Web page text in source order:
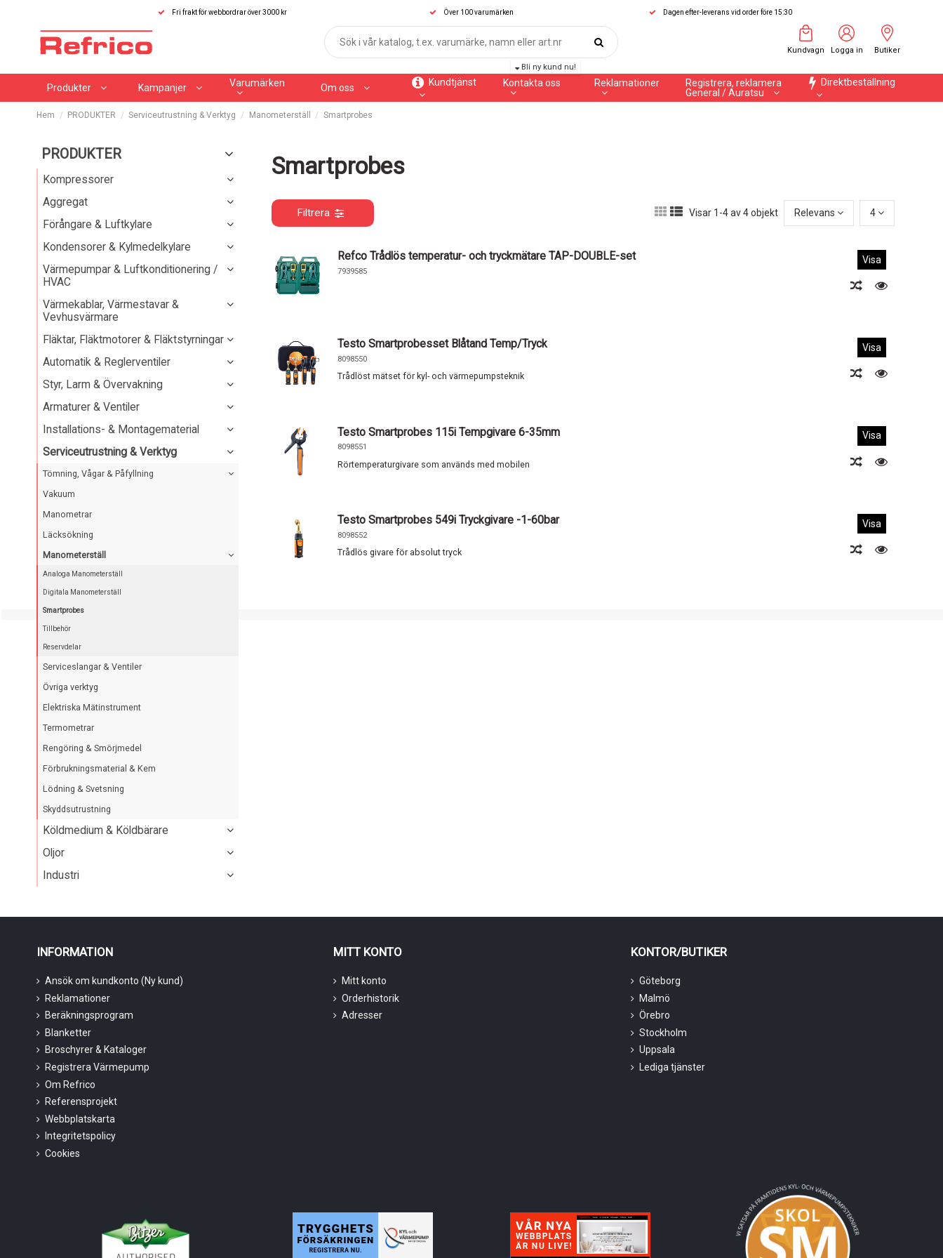
Fri frakt för webbordrar över 3000 kr Över 100 varumärken Dagen efter-leverans vid order före 15:30
Kundvagn Logga in Butiker
Produkter Kampanjer Varumärken Om oss
Kundtjänst Kontakta oss
Bli ny kund nu!
Reklamationer
Registrera, reklamera
General / Auratsu
Direktbeställning
Hem PRODUKTER Serviceutrustning & Verktyg Manometerställ Smartprobes
Smartprobes
Filtrera Visar 1-4 av 4 objekt Relevans 4
Refco Trådlös temperatur- och tryckmätare TAP-DOUBLE-set
7939585
Visa
Testo Smartprobesset Blåtand Temp/Tryck
8098550
Trådlöst mätset för kyl- och värmepumpsteknik
Visa
Testo Smartprobes 115i Tempgivare 6-35mm
8098551
Rörtemperaturgivare som används med mobilen
Visa
Testo Smartprobes 549i Tryckgivare -1-60bar
8098552
Trådlös givare för absolut tryck
Visa
PRODUKTER
Kompressorer
Aggregat
Förångare & Luftkylare
Kondensorer & Kylmedelkylare
Värmepumpar & Luftkonditionering /
HVAC
Värmekablar, Värmestavar &
Vevhusvärmare
Fläktar, Fläktmotorer & Fläktstyrningar
Automatik & Reglerventiler
Styr, Larm & Övervakning
Armaturer & Ventiler
Installations- & Montagematerial
Serviceutrustning & Verktyg
Tömning, Vågar & Påfyllning
Vakuum
Manometrar
Läcksökning
Manometerställ
Analoga Manometerställ
Digitala Manometerställ
Smartprobes
Tillbehör
Reservdelar
Serviceslangar & Ventiler
Övriga verktyg
Elektriska Mätinstrument
Termometrar
Rengöring & Smörjmedel
Förbrukningsmaterial & Kem
Lödning & Svetsning
Skyddsutrustning
Köldmedium & Köldbärare
Oljor
Industri
INFORMATION
Ansök om kundkonto (Ny kund)
Reklamationer
Beräkningsprogram
Blanketter
Broschyrer & Kataloger
Registrera Värmepump
Om Refrico
Referensprojekt
Webbplatskarta
Integritetspolicy
Cookies
MITT KONTO
Mitt konto
Orderhistorik
Adresser
KONTOR/BUTIKER
Göteborg
Malmö
Örebro
Stockholm
Uppsala
Lediga tjänster